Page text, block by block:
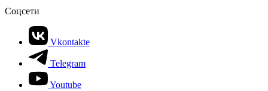
Соцсети
Vkontakte
Telegram
Youtube